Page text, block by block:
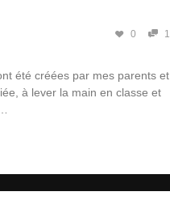
0 1
été créées par mes parents et
à lever la main en classe et